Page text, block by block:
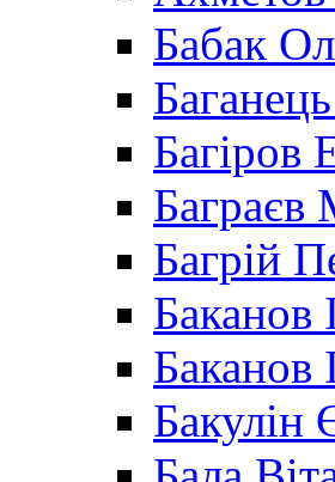
Бабак
Багіров
Баграєв
Багрій
Баканов
Баканов
Бакулін